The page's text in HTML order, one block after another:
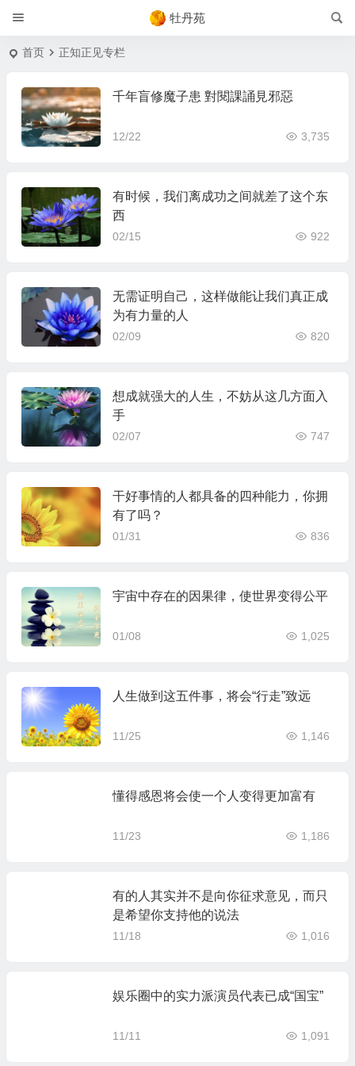
牡丹苑
首页 正知正见专栏
千年盲修魔子患 對閱課誦見邪惡
12/22 3,735
有时候，我们离成功之间就差了这个东
西
02/15 922
无需证明自己，这样做能让我们真正成
为有力量的人
02/09 820
想成就强大的人生，不妨从这几方面入
手
02/07 747
干好事情的人都具备的四种能力，你拥
有了吗？
01/31 836
宇宙中存在的因果律，使世界变得公平
01/08 1,025
人生做到这五件事，将会“行走”致远
11/25 1,146
懂得感恩将会使一个人变得更加富有
11/23 1,186
有的人其实并不是向你征求意见，而只
是希望你支持他的说法
11/18 1,016
娱乐圈中的实力派演员代表已成“国宝”
11/11 1,091